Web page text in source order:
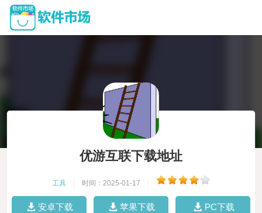
优游互联下载地址
工具 时间：2025-01-17
安卓下载 苹果下载 PC下载